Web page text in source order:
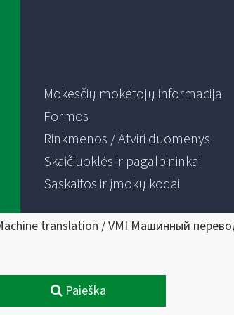
Mokesčių mokėtojų informacija
Formos
Rinkmenos / Atviri duomenys
Skaičiuoklės ir pagalbininkai
Sąskaitos ir įmokų kodai
translation / VMI Машинный
Paieška